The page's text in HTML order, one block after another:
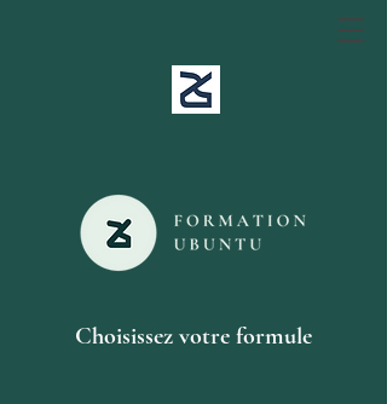
Choisissez votre formule